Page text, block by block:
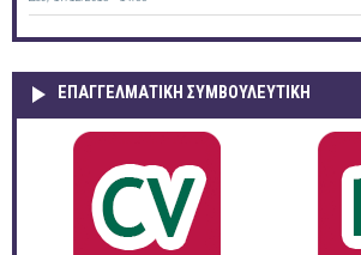
ΕΠΑΓΓΕΛΜΑΤΙΚΉ ΣΥΜΒΟΥΛΕΥΤΙΚΉ